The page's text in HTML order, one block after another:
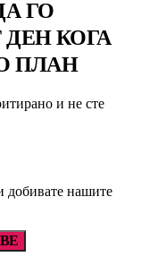
ГО
КОГА
ПЛАН
и не сте
добивате нашите